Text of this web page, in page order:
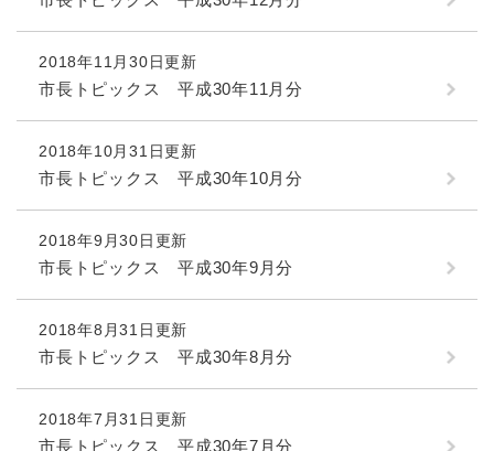
2018年11月30日更新
市長トピックス 平成30年11月分
2018年10月31日更新
市長トピックス 平成30年10月分
2018年9月30日更新
市長トピックス 平成30年9月分
2018年8月31日更新
市長トピックス 平成30年8月分
2018年7月31日更新
市長トピックス 平成30年7月分